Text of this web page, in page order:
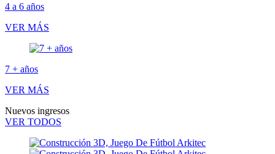
4 a 6 años
VER MÁS
7 + años
VER MÁS
Nuevos ingresos
VER TODOS